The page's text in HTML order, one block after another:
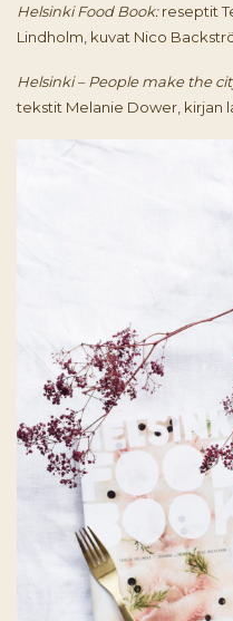
Helsinki Food Book:reseptit
Lindholm, kuvat Nico
Helsinki – People make the
tekstit Melanie Dower, kirjan